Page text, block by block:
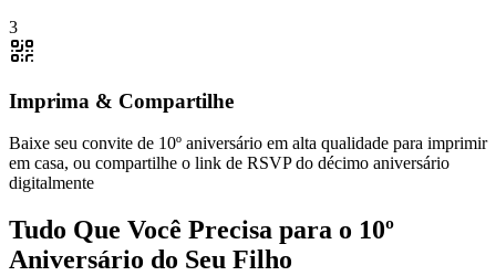
3
Imprima & Compartilhe
Baixe seu convite de 10º aniversário em alta qualidade para imprimir
em casa, ou compartilhe o link de RSVP do décimo aniversário
digitalmente
Tudo Que Você Precisa para o 10º
Aniversário do Seu Filho